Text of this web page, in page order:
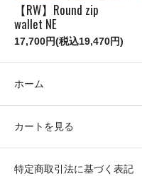
【RW】Round zip
wallet NE
17,700円(税込19,470円)
ホーム
カートを見る
特定商取引法に基づく表記